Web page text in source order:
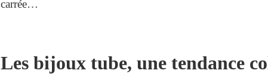
carrée…
Les bijoux tube, une tendance